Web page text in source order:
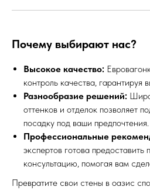
Почему выбирают нас?
Высокое качество:
контроль качества, гарантируя
Разнообразие решений:
оттенков и отделок позволяет
посадку под ваши предпочтения.
Профессиональные
экспертов готова
консультацию, помогая вам
Превратите свои стены в оазис